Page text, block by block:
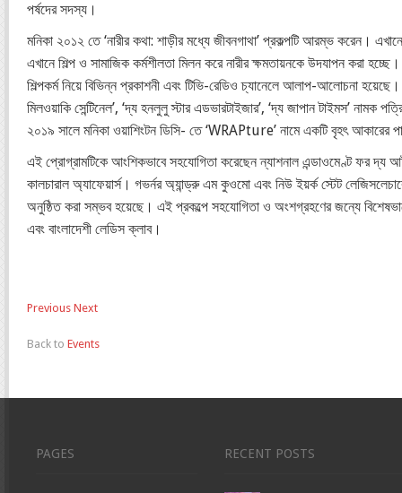
পর্ষদের সদস্য।
মনিকা ২০১২ তে ‘নারীর কথা: শাড়ীর মধ্যে জীবনগাথা’ প্রকল্পটি আরম্ভ করেন।
এখানে শিল্প ও সামাজিক কর্মশীলতা মিলন করে নারীর ক্ষমতায়নকে উদযাপন করা
শিল্পকর্ম নিয়ে বিভিন্ন প্রকাশনী এবং টিভি-রেডিও চ্যানেলে আলাপ-আলোচনা হয়েছে।
মিলওয়াকি সেন্টিনেল’, ‘দ্য হনলুলু স্টার এডভারটাইজার’, ‘দ্য জাপান টাইমস’ নামক
২০১৯ সালে মনিকা ওয়াশিংটন ডিসি- তে ‘WRAPture’ নামে একটি বৃহৎ আকারের
এই প্রোগ্রামটিকে আংশিকভাবে সহযোগিতা করেছেন ন্যাশনাল এন্ডাওমেণ্ট ফর দ্য
কালচারাল অ্যাফেয়ার্স। গভর্নর অ্যান্ড্রু এম কুওমো এবং নিউ ইয়র্ক স্টেট
অনুষ্ঠিত করা সম্ভব হয়েছে। এই প্রকল্পে সহযোগিতা ও অংশগ্রহণের জন্যে
এবং বাংলাদেশী লেডিস ক্লাব।
Previous Next
Back to Events
PAGES RECENT POSTS